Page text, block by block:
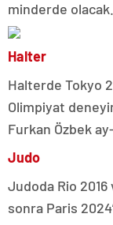
minderde olacak.
Halter
Halterde Tokyo
Olimpiyat
Furkan Özbek
Judo
Judoda Rio
sonra Paris